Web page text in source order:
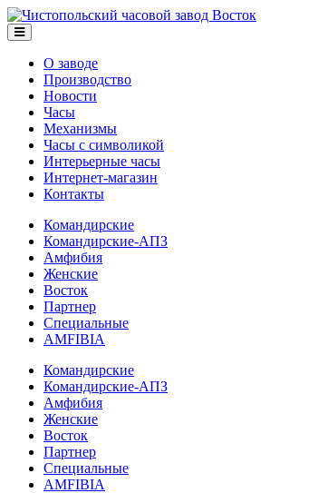
О заводе
Производство
Новости
Часы
Механизмы
Часы с символикой
Интерьерные часы
Интернет-магазин
Контакты
Командирские
Командирские-АПЗ
Амфибия
Женские
Восток
Партнер
Специальные
AMFIBIA
Командирские
Командирские-АПЗ
Амфибия
Женские
Восток
Партнер
Специальные
AMFIBIA